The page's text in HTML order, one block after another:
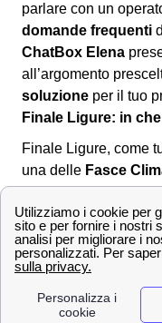
parlare con un
domande frequenti
ChatBox Elena
all’argomento
soluzione per il tuo
Finale Ligure: in
Finale Ligure, come
una delle Fasce
Legge DPR n°412
Fascia A
Fascia B